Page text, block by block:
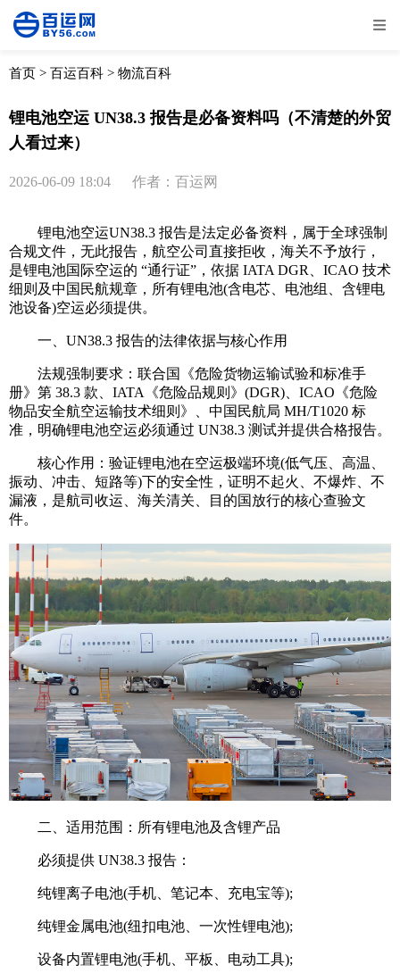
全部 物流资讯
首页 > 百运百科 > 物流百科
锂电池空运 UN38.3 报告是必备资料吗（不清楚的外贸
人看过来）
2026-06-09 18:04 作者：百运网
锂电池空运UN38.3 报告是法定必备资料，属于全球强制
合规文件，无此报告，航空公司直接拒收，海关不予放行，
是锂电池国际空运的 “通行证”，依据 IATA DGR、ICAO 技术
细则及中国民航规章，所有锂电池(含电芯、电池组、含锂电
池设备)空运必须提供。
一、UN38.3 报告的法律依据与核心作用
法规强制要求：联合国《危险货物运输试验和标准手
册》第 38.3 款、IATA《危险品规则》(DGR)、ICAO《危险
物品安全航空运输技术细则》、中国民航局 MH/T1020 标
准，明确锂电池空运必须通过 UN38.3 测试并提供合格报告。
核心作用：验证锂电池在空运极端环境(低气压、高温、
振动、冲击、短路等)下的安全性，证明不起火、不爆炸、不
漏液，是航司收运、海关清关、目的国放行的核心查验文
件。
二、适用范围：所有锂电池及含锂产品
必须提供 UN38.3 报告：
纯锂离子电池(手机、笔记本、充电宝等);
纯锂金属电池(纽扣电池、一次性锂电池);
设备内置锂电池(手机、平板、电动工具);